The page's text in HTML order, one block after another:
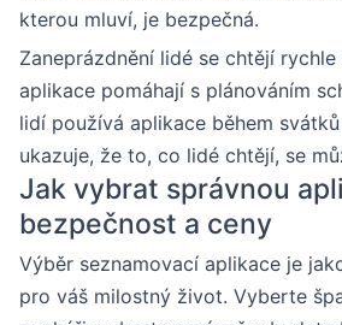
kterou mluví, je bezpečná.
Zaneprázdnění lidé se chtějí
aplikace pomáhají s plánováním
lidí používá aplikace během
ukazuje, že to, co lidé chtějí, se
Jak vybrat správnou
bezpečnost a ceny
Výběr seznamovací aplikace je
pro váš milostný život. Vyberte